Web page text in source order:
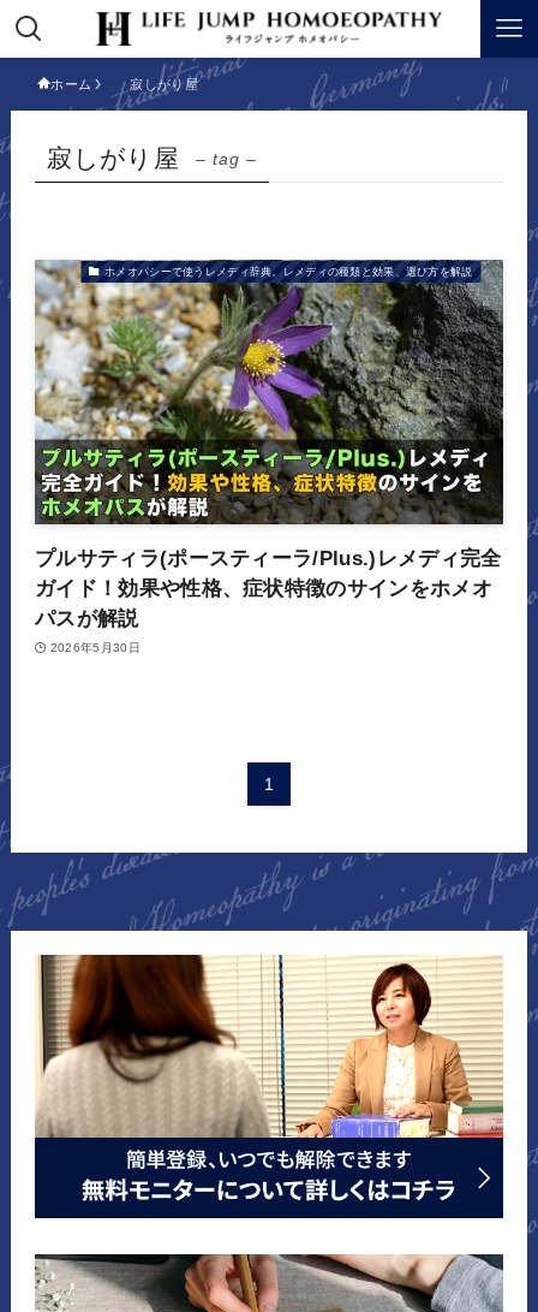
ホーム 寂しがり屋
寂しがり屋 – tag –
ホメオパシーで使うレメディ辞典。レメディの種類と効果、選び方を解説
プルサティラ(ポースティーラ/Plus.)レメディ完全
ガイド！効果や性格、症状特徴のサインをホメオ
パスが解説
2026年5月30日
1